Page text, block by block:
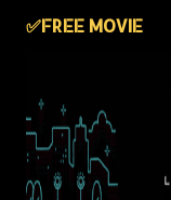
✅️FREE MOVIE